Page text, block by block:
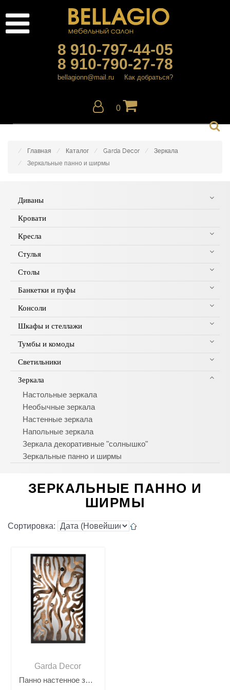
8 910-797-44-05
8 910-790-27-78
bellagionn@mail.ru Как добраться?
0
Главная Каталог Garda Decor
Зеркала
Зеркальные панно и ширмы
Диваны
Кровати
Кресла
Стулья
Столы
Банкетки и пуфы
Консоли
Шкафы и стеллажи
Тумбы и комоды
Светильники
Зеркала
Настольные зеркала
Необычные зеркала
Настенные зеркала
Напольные зеркала
Зеркала декоративные "солнышко"
Зеркальные панно и ширмы
ЗЕРКАЛЬНЫЕ ПАННО И
ШИРМЫ
Сортировка:
Garda Decor
Панно настенное зеркальное ART-4478-PL